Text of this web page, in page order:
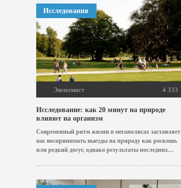
Исследования
Экономист 4 333
Исследование: как 20 минут на природе
влияют на организм
Современный ритм жизни в мегаполисах заставляет
нас воспринимать выезды на природу как роскошь
или редкий досуг, однако результаты последних